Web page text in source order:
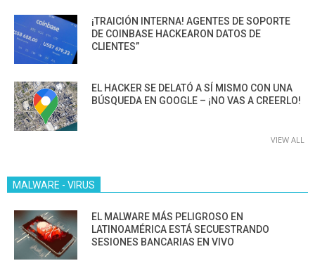
¡TRAICIÓN INTERNA! AGENTES DE SOPORTE
DE COINBASE HACKEARON DATOS DE
CLIENTES”
EL HACKER SE DELATÓ A SÍ MISMO CON UNA
BÚSQUEDA EN GOOGLE – ¡NO VAS A CREERLO!
VIEW ALL
MALWARE - VIRUS
EL MALWARE MÁS PELIGROSO EN
LATINOAMÉRICA ESTÁ SECUESTRANDO
SESIONES BANCARIAS EN VIVO